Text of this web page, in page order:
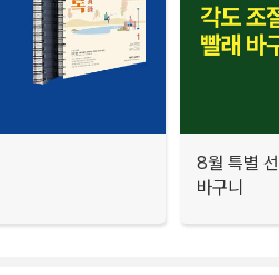
8월 특별
바구니